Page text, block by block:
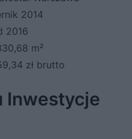
2014
2016
m²
zł brutto
Inwestycje